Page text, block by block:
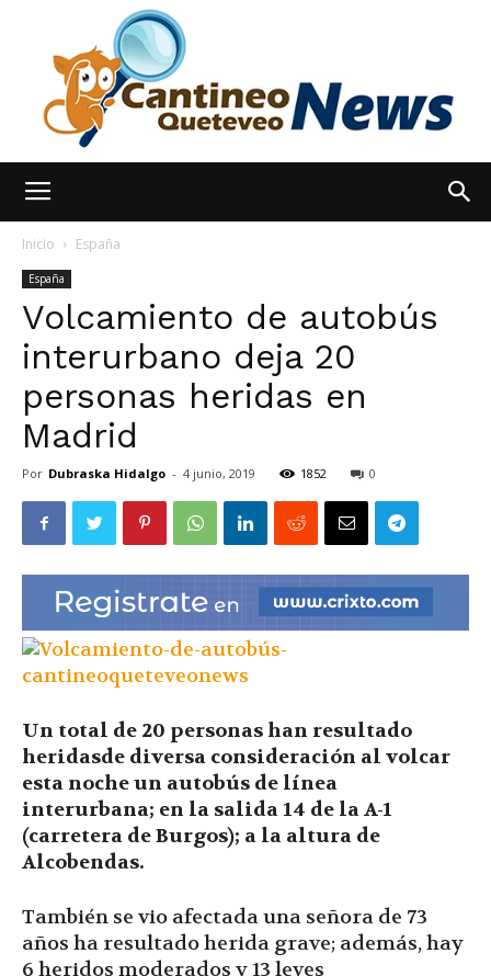
Noticias
hoy
|
Ultima
|
Inicio España
España
Volcamiento de autobús
interurbano deja 20
personas heridas en
Madrid
Por Dubraska Hidalgo - 4 junio, 2019 1852 0
Un total de 20 personas han resultado
heridasde diversa consideración al volcar
esta noche un autobús de línea
interurbana; en la salida 14 de la A-1
(carretera de Burgos); a la altura de
Alcobendas.
También se vio afectada una señora de 73
años ha resultado herida grave; además, hay
6 heridos moderados y 13 leves